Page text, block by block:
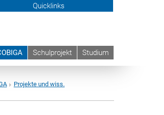
Quicklinks
Schulprojekt Studium
Projekte und wiss.